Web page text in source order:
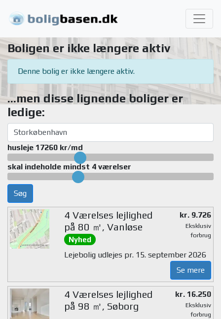
Boligen er ikke længere aktiv
Denne bolig er ikke længere aktiv.
...men disse lignende boliger er
ledige:
husleje 17260 kr/md
skal indeholde mindst 4 værelser
Søg
4 Værelses lejlighed
på 80 ㎡, Vanløse
Nyhed
kr. 9.726
Eksklusiv
forbrug
Lejebolig udlejes pr. 15. september 2026
Se mere
4 Værelses lejlighed
på 98 ㎡, Søborg
kr. 16.250
Eksklusiv
forbrug